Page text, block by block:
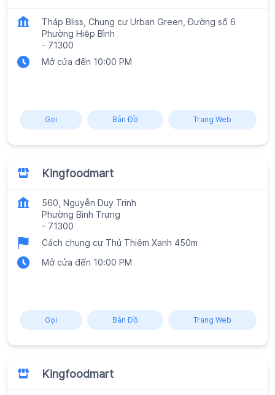
Tháp Bliss, Chung cư Urban Green, Đường số 6
Phường Hiệp Bình
- 71300
Mở cửa đến 10:00 PM
Gọi Bản Đồ Trang Web
Kingfoodmart
560, Nguyễn Duy Trinh
Phường Bình Trưng
- 71300
Cách chung cư Thủ Thiêm Xanh 450m
Mở cửa đến 10:00 PM
Gọi Bản Đồ Trang Web
Kingfoodmart